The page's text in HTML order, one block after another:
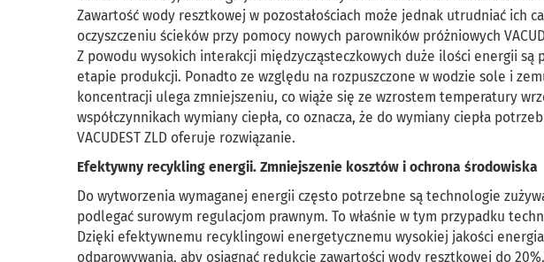
Zawartość wody resztkowej w pozostałościach może jednak utrudniać ich
oczyszczeniu ścieków przy pomocy nowych parowników próżniowych
Z powodu wysokich interakcji międzycząsteczkowych duże ilości energii
etapie produkcji. Ponadto ze względu na rozpuszczone w wodzie sole i
koncentracji ulega zmniejszeniu, co wiąże się ze wzrostem temperatury
współczynnikach wymiany ciepła, co oznacza, że do wymiany ciepła
VACUDEST ZLD oferuje rozwiązanie.
Efektywny recykling energii. Zmniejszenie kosztów i ochrona środowiska
Do wytworzenia wymaganej energii często potrzebne są technologie
podlegać surowym regulacjom prawnym. To właśnie w tym przypadku
Dzięki efektywnemu recyklingowi energetycznemu wysokiej jakości
odparowywania, aby osiągnąć redukcję zawartości wody resztkowej do